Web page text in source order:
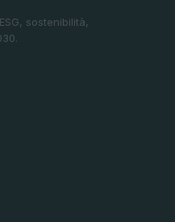
sostenibilità,